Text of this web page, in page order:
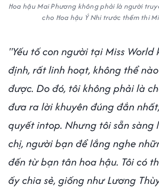
Hoa hậu Mai Phương không phải là người
cho Hoa hậu Ý Nhi trước thềm thi
"Yếu tố con người tại Miss World
định, rất linh hoạt, không thể
được. Do đó, tôi không phải là
đưa ra lời khuyên đúng đắn
quyết intop. Nhưng tôi sẵn sàng
chị, người bạn để lắng nghe
đến từ bạn tân hoa hậu. Tôi có
ấy chia sẻ, giống như Lương